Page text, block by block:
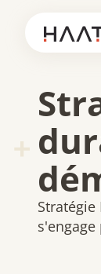
Stratégie